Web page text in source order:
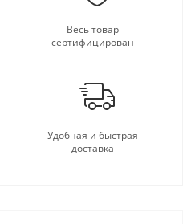
Весь товар
сертифицирован
Удобная и быстрая
доставка